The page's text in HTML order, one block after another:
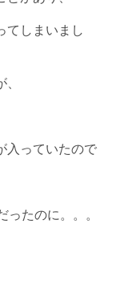
てしまいまし
入っていたので
たのに。。。